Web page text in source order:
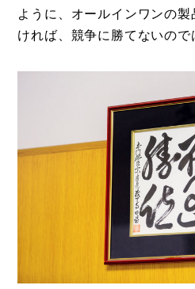
ように、オールインワンの
ければ、競争に勝てないので